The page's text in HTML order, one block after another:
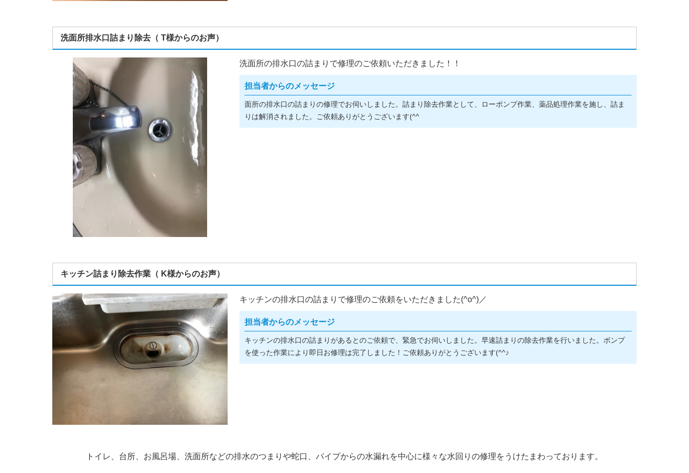
洗面所排水口詰まり除去（ T様からのお声）
洗面所の排水口の詰まりで修理のご依頼いただきました！！
担当者からのメッセージ
面所の排水口の詰まりの修理でお伺いしました。詰まり除去作業として、ローポンプ作業、薬品処理作業を施し、詰ま
りは解消されました。ご依頼ありがとうございます(^^ゞ
キッチン詰まり除去作業（ K様からのお声）
キッチンの排水口の詰まりで修理のご依頼をいただきました(^o^)／
担当者からのメッセージ
キッチンの排水口の詰まりがあるとのご依頼で、緊急でお伺いしました。早速詰まりの除去作業を行いました。ポンプ
を使った作業により即日お修理は完了しました！ご依頼ありがとうございます(^^♪
トイレ、台所、お風呂場、洗面所などの排水のつまりや蛇口、パイプからの水漏れを中心に様々な水回りの修理をうけたまわっております。